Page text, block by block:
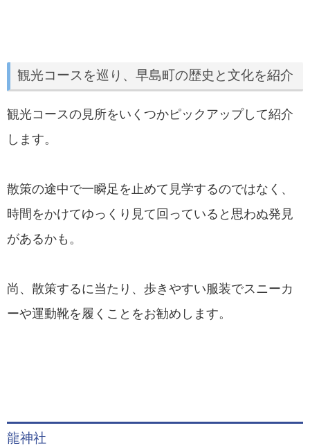
観光コースを巡り、早島町の歴史と文化を紹介
観光コースの見所をいくつかピックアップして紹介
します。
散策の途中で一瞬足を止めて見学するのではなく、
時間をかけてゆっくり見て回っていると思わぬ発見
があるかも。
尚、散策するに当たり、歩きやすい服装でスニーカ
ーや運動靴を履くことをお勧めします。
龍神社